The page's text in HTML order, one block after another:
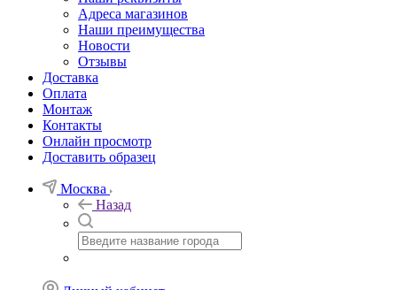
Адреса магазинов
Наши преимущества
Новости
Отзывы
Доставка
Оплата
Монтаж
Контакты
Онлайн просмотр
Доставить образец
Москва
Назад